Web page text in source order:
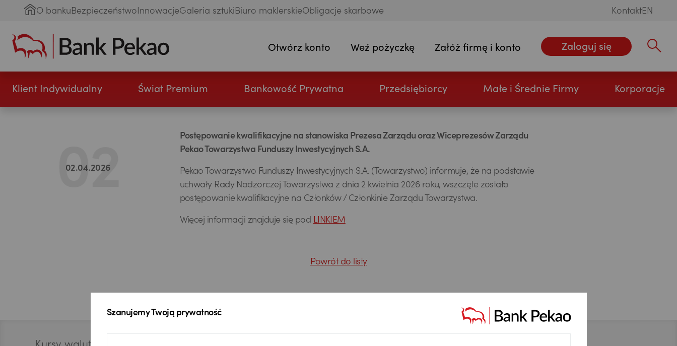
O bankuBezpieczeństwoInnowacjeGaleria sztukiBiuro maklerskieObligacje skarbowe KontaktEN
Otwórz konto Weź pożyczkę Załóż firmę i konto Zaloguj się Wpisz
Klient Indywidualny Świat Premium Bankowość Prywatna Przedsiębiorcy Małe i Średnie Firmy Korporacje
02.04.2026
Postępowanie kwalifikacyjne na stanowiska Prezesa Zarządu oraz Wiceprezesów Zarządu
Pekao Towarzystwa Funduszy Inwestycyjnych S.A.
Pekao Towarzystwo Funduszy Inwestycyjnych S.A. (Towarzystwo) informuje, że na podstawie
uchwały Rady Nadzorczej Towarzystwa z dnia 2 kwietnia 2026 roku, wszczęte zostało
postępowanie kwalifikacyjne na Członków / Członkinie Zarządu Towarzystwa.
Więcej informacji znajduje się pod LINKIEM
Powrót do listy
Szanujemy Twoją prywatność